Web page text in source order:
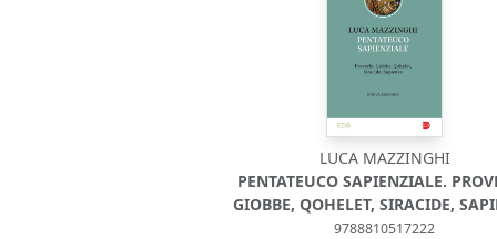
LUCA MAZZINGHI
PENTATEUCO SAPIENZIALE.
GIOBBE, QOHELET, SIRACIDE,
9788810517222